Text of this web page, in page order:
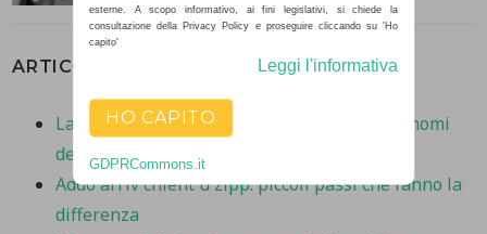
ARTICOLI RECENTI
La storia di Ingvard Kamprad e degli strani nomi
dei mobili IKEA
Addo arriv chient u zipp: piccoli passi che fanno la
differenza
esterne. A scopo informativo, ai fini legislativi, si chiede la
consultazione della Privacy Policy e proseguire cliccando su 'Ho
capito'
Leggi l'informativa
HO CAPITO
GDPRCommons.it